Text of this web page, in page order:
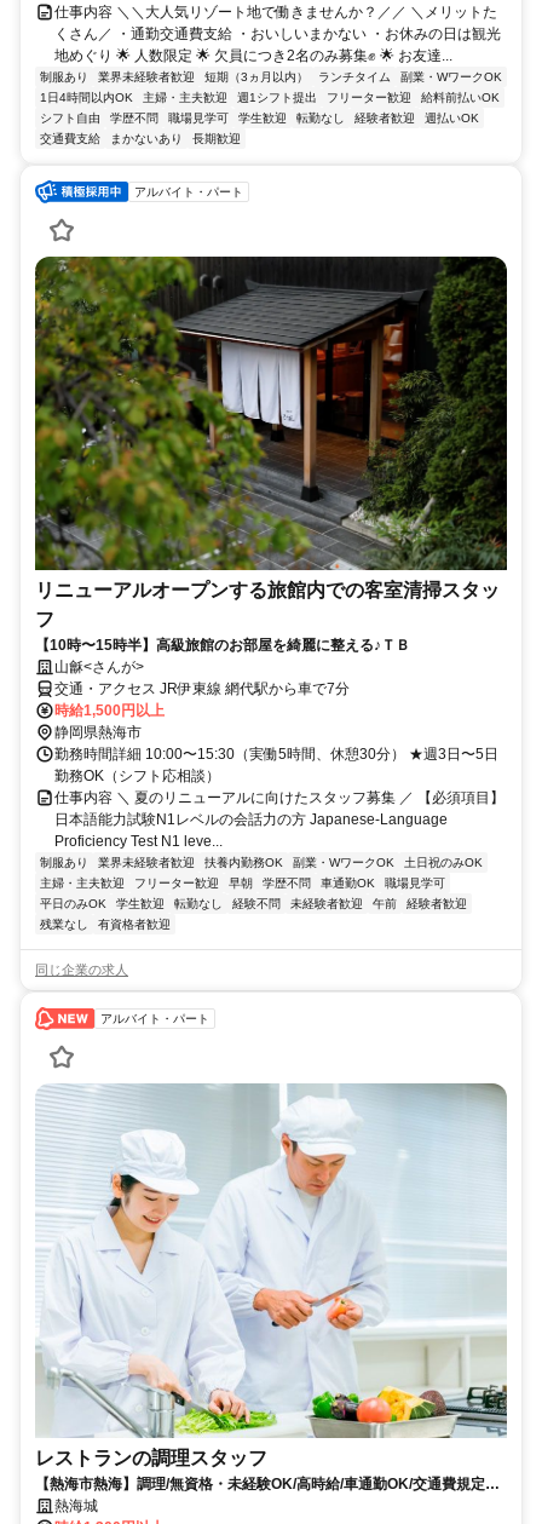
仕事内容 ＼＼大人気リゾート地で働きませんか？／／ ＼メリットた
くさん／ ・通勤交通費支給 ・おいしいまかない ・お休みの日は観光
地めぐり 🌟 人数限定 🌟 欠員につき2名のみ募集✊ 🌟 お友達...
制服あり 業界未経験者歓迎 短期（3ヵ月以内） ランチタイム
副業・WワークOK
1日4時間以内OK
主婦・主夫歓迎 週1シフト提出 フリーター歓迎
給料前払いOK
シフト自由
学歴不問 職場見学可 学生歓迎 転勤なし 経験者歓迎
週払いOK
交通費支給
まかないあり 長期歓迎
アルバイト・パート
リニューアルオープンする旅館内での客室清掃スタッ
フ
【10時〜15時半】高級旅館のお部屋を綺麗に整える♪ＴＢ
山龢<さんが>
交通・アクセス JR伊東線 網代駅から車で7分
時給1,500円以上
静岡県熱海市
勤務時間詳細 10:00〜15:30（実働5時間、休憩30分） ★週3日〜5日
勤務OK（シフト応相談）
仕事内容 ＼ 夏のリニューアルに向けたスタッフ募集 ／ 【必須項目】
日本語能力試験N1レベルの会話力の方 Japanese-Language
Proficiency Test N1 leve...
制服あり 業界未経験者歓迎 扶養内勤務OK 副業・WワークOK
土日祝のみOK
主婦・主夫歓迎
フリーター歓迎 早朝 学歴不問 車通勤OK
職場見学可
平日のみOK
学生歓迎 転勤なし 経験不問 未経験者歓迎 午前
経験者歓迎
残業なし
有資格者歓迎
同じ企業の求人
アルバイト・パート
レストランの調理スタッフ
【熱海市熱海】調理/無資格・未経験OK/高時給/車通勤OK/交通費規定支
給/女性活躍中/短期
熱海城